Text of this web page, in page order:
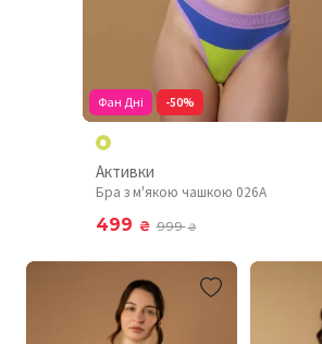
Фан Дні -50%
Активки
Бра з м'якою чашкою 026A
499 ₴ 999₴